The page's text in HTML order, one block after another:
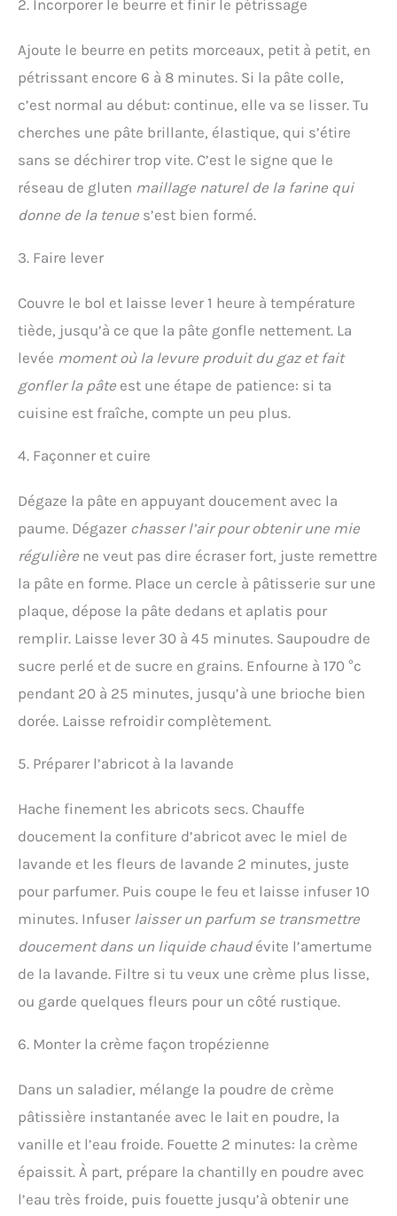
2. Incorporer le beurre et finir le pétrissage
Ajoute le beurre en petits morceaux, petit à petit, en
pétrissant encore 6 à 8 minutes. Si la pâte colle,
c’est normal au début: continue, elle va se lisser. Tu
cherches une pâte brillante, élastique, qui s’étire
sans se déchirer trop vite. C’est le signe que le
réseau de gluten maillage naturel de la farine qui
donne de la tenue s’est bien formé.
3. Faire lever
Couvre le bol et laisse lever 1 heure à température
tiède, jusqu’à ce que la pâte gonfle nettement. La
levée moment où la levure produit du gaz et fait
gonfler la pâte est une étape de patience: si ta
cuisine est fraîche, compte un peu plus.
4. Façonner et cuire
Dégaze la pâte en appuyant doucement avec la
paume. Dégazer chasser l’air pour obtenir une mie
régulière ne veut pas dire écraser fort, juste remettre
la pâte en forme. Place un cercle à pâtisserie sur une
plaque, dépose la pâte dedans et aplatis pour
remplir. Laisse lever 30 à 45 minutes. Saupoudre de
sucre perlé et de sucre en grains. Enfourne à 170 °c
pendant 20 à 25 minutes, jusqu’à une brioche bien
dorée. Laisse refroidir complètement.
5. Préparer l’abricot à la lavande
Hache finement les abricots secs. Chauffe
doucement la confiture d’abricot avec le miel de
lavande et les fleurs de lavande 2 minutes, juste
pour parfumer. Puis coupe le feu et laisse infuser 10
minutes. Infuser laisser un parfum se transmettre
doucement dans un liquide chaudévite l’amertume
de la lavande. Filtre si tu veux une crème plus lisse,
ou garde quelques fleurs pour un côté rustique.
6. Monter la crème façon tropézienne
Dans un saladier, mélange la poudre de crème
pâtissière instantanée avec le lait en poudre, la
vanille et l’eau froide. Fouette 2 minutes: la crème
épaissit. À part, prépare la chantilly en poudre avec
l’eau très froide, puis fouette jusqu’à obtenir une